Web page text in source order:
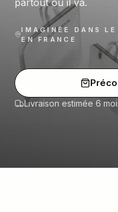
partout où il va.
IMAGINÉE DANS
EN FRANCE
Livraison estimée 6